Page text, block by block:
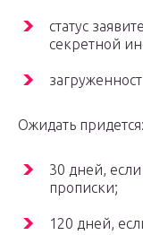
статус
секретной
Ожидать придется:
30 дней,
прописки;
120 дней,